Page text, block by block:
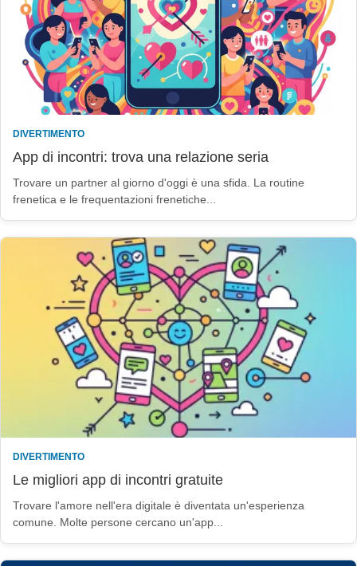
DIVERTIMENTO
App di incontri: trova una relazione seria
Trovare un partner al giorno d'oggi è una sfida. La routine
frenetica e le frequentazioni frenetiche...
DIVERTIMENTO
Le migliori app di incontri gratuite
Trovare l'amore nell'era digitale è diventata un'esperienza
comune. Molte persone cercano un'app...